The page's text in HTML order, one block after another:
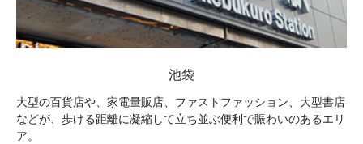
池袋
大型の百貨店や、家電量販店、ファストファッション、大型書店
などが、歩ける距離に凝縮して立ち並ぶ便利で賑わいのあるエリ
ア。